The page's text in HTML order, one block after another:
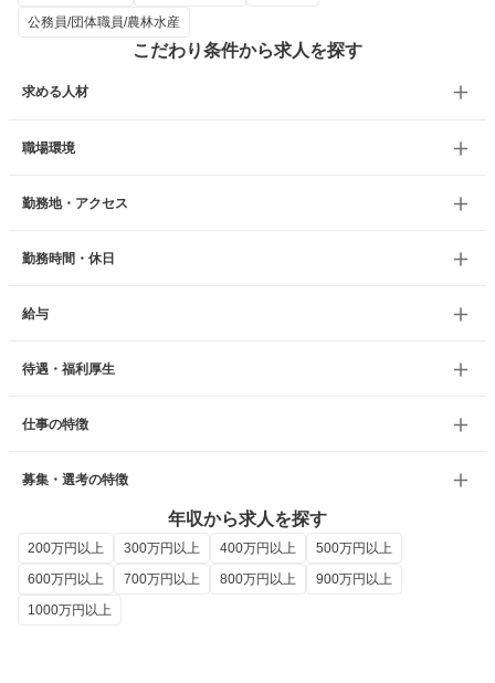
公務員/団体職員/農林水産
こだわり条件から求人を探す
求める人材
職場環境
勤務地・アクセス
勤務時間・休日
給与
待遇・福利厚生
仕事の特徴
募集・選考の特徴
年収から求人を探す
200万円以上 300万円以上 400万円以上
500万円以上
600万円以上
700万円以上 800万円以上
900万円以上
1000万円以上